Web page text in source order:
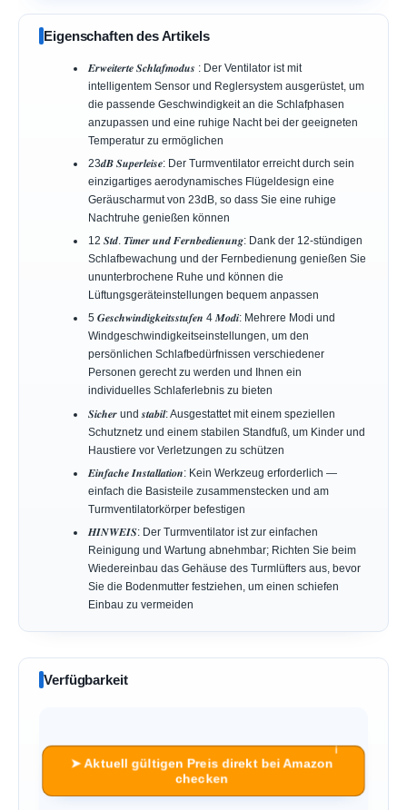
Eigenschaften des Artikels
𝑬𝒓𝒘𝒆𝒊𝒕𝒆𝒓𝒕𝒆 𝑺𝒄𝒉𝒍𝒂𝒇𝒎𝒐𝒅𝒖𝒔 : Der Ventilator ist mit
intelligentem Sensor und Reglersystem ausgerüstet, um
die passende Geschwindigkeit an die Schlafphasen
anzupassen und eine ruhige Nacht bei der geeigneten
Temperatur zu ermöglichen
23𝒅𝑩 𝑺𝒖𝒑𝒆𝒓𝒍𝒆𝒊𝒔𝒆: Der Turmventilator erreicht durch sein
einzigartiges aerodynamisches Flügeldesign eine
Geräuscharmut von 23dB, so dass Sie eine ruhige
Nachtruhe genießen können
12 𝑺𝒕𝒅. 𝑻𝒊𝒎𝒆𝒓 𝒖𝒏𝒅 𝑭𝒆𝒓𝒏𝒃𝒆𝒅𝒊𝒆𝒏𝒖𝒏𝒈: Dank der 12-stündigen
Schlafbewachung und der Fernbedienung genießen Sie
ununterbrochene Ruhe und können die
Lüftungsgeräteinstellungen bequem anpassen
5 𝑮𝒆𝒔𝒄𝒉𝒘𝒊𝒏𝒅𝒊𝒈𝒌𝒆𝒊𝒕𝒔𝒔𝒕𝒖𝒇𝒆𝒏 4 𝑴𝒐𝒅𝒊: Mehrere Modi und
Windgeschwindigkeitseinstellungen, um den
persönlichen Schlafbedürfnissen verschiedener
Personen gerecht zu werden und Ihnen ein
individuelles Schlaferlebnis zu bieten
𝑺𝒊𝒄𝒉𝒆𝒓 und 𝒔𝒕𝒂𝒃𝒊𝒍: Ausgestattet mit einem speziellen
Schutznetz und einem stabilen Standfuß, um Kinder und
Haustiere vor Verletzungen zu schützen
𝑬𝒊𝒏𝒇𝒂𝒄𝒉𝒆 𝑰𝒏𝒔𝒕𝒂𝒍𝒍𝒂𝒕𝒊𝒐𝒏: Kein Werkzeug erforderlich —
einfach die Basisteile zusammenstecken und am
Turmventilatorkörper befestigen
𝑯𝑰𝑵𝑾𝑬𝑰𝑺: Der Turmventilator ist zur einfachen
Reinigung und Wartung abnehmbar; Richten Sie beim
Wiedereinbau das Gehäuse des Turmlüfters aus, bevor
Sie die Bodenmutter festziehen, um einen schiefen
Einbau zu vermeiden
Verfügbarkeit
➤ Aktuell gültigen Preis direkt bei Amazon
checken
ℹ︎